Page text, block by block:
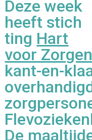
Deze week
heeft stich
ting Hart
voor
kant-en-
De